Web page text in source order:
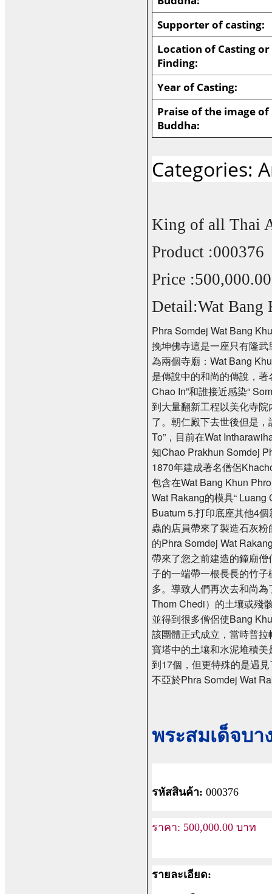
Supporter of casting:
Location of Casting or
Finding:
Year of Casting:
Praise of the image of
Buddha:
Categories:
King of all Thai
Product :000376
Price :500,000.00
Detail:Wat Bang
Phra Somdej Wat Bang
挽坤佛寺這是一座只有隆武
為兩個寺廟：Wat Bang
是傳說中的和尚的傳說，
Chao In”和誰接近感染“
到大量翻新工程以美化寺院
了。朝仁殿下去世後但是
To”，目前在Wat
知Chao Prakhun Somdej
1870年建成著名僧侶
包含在Wat Bang Khun
Wat Rakang的模具“
Buatum 5.打印底座其他4
蟲的店員帶來了製造石灰
的Phra Somdej Wat
帶來了您之前建造的鐘廟
子的一端帶一根長長的竹
多。導致人們再次去和尚
Thom Chedi）的土壤或殘
並得到很多僧侶使Bang
該團體正式成立，當時普
寶塔中的土壤和水泥堆積
到17個，但更特殊的是遇
不亞於Phra Somdej Wat
พระสมเด็จบ
รหัสสินค้า: 000376
ราคา: 500,000.00 บาท
รายละเอียด: